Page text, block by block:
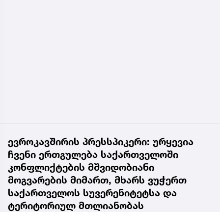
ევროკავშირის პრესსპიკერი: ურყევია
ჩვენი ერთგულება საქართველოში
კონფლიქტების მშვიდობიანი
მოგვარების მიმართ, მხარს ვუჭერთ
საქართველოს სუვერენიტეტსა და
ტერიტორიულ მთლიანობას